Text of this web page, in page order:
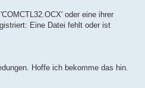
oder eine ihrer
Eine Datei fehlt oder ist
Hoffe ich bekomme das hin.